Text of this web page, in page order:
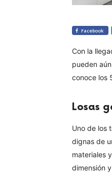
Facebook
Con la
pueden
conoce los
Losas
Uno de los
dignas de
materiales
dimensión